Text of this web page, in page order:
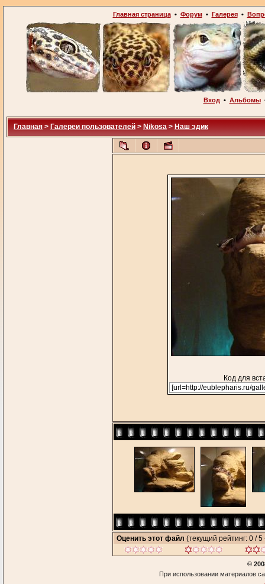
Главная страница• Форум• Галерея•
Вход • Альбомы
Главная > Галереи пользователей > Nikosa > Наш эдик
Код для
Оценить этот файл (текущий рейтинг: 0 / 5
©
При использовании материалов